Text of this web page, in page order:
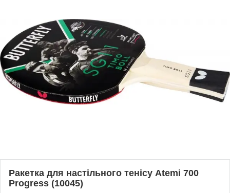
Ракетка для настільного тенісу Atemi 700
Progress (10045)